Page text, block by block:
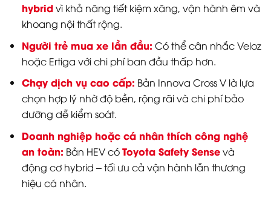
hybridvì khả năng tiết kiệm xăng, vận hành êm và
khoang nội thất rộng.
Người trẻ mua xe lần đầu: Có thể cân nhắc Veloz
hoặc Ertiga với chi phí ban đầu thấp hơn.
Chạy dịch vụ cao cấp: Bản Innova Cross V là lựa
chọn hợp lý nhờ độ bền, rộng rãi và chi phí bảo
dưỡng dễ kiểm soát.
Doanh nghiệp hoặc cá nhân thích công nghệ
an toàn: Bản HEV cóToyota Safety Sensevà
động cơ hybrid – tối ưu cả vận hành lẫn thương
hiệu cá nhân.